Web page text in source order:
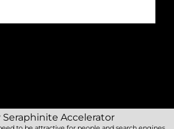
Accelerator